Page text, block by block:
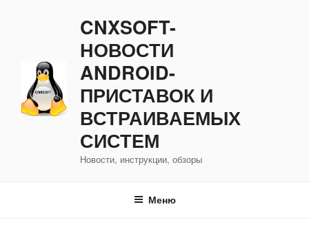
CNXSOFT-
НОВОСТИ
ANDROID-
ПРИСТАВОК И
ВСТРАИВАЕМЫХ
СИСТЕМ
Новости, инструкции, обзоры
Меню